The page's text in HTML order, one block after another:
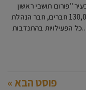
"פורום תושבי ראשון
לציון" בפייסבוק ובו כ-130,000 חברים, חבר הנהלת
הפעילויות בהתנדבות
פוסט הבא »